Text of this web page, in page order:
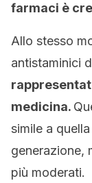
farmaci è
Allo stesso
antistaminici
medicina.
simile a
generazione,
più moderati.